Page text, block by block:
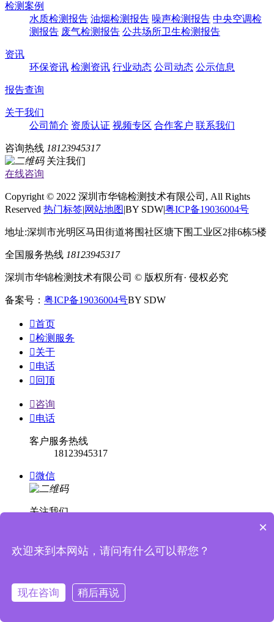
检测案例
水质检测报告 油烟检测报告 噪声检测报告 中央空调检
测报告 废气检测报告 公共场所卫生检测报告
资讯
环保资讯 检测资讯 行业动态 公司动态 公示信息
报告查询
关于我们
公司简介 资质认证 视频专区 合作客户 联系我们
咨询热线 18123945317
关注我们
在线咨询
Copyright © 2022 深圳市华锦检测技术有限公司, All Rights
Reserved 热门标签|网站地图|BY SDW|粤ICP备19036004号
地址:深圳市光明区马田街道将围社区塘下围工业区2排6栋5楼
全国服务热线 18123945317
深圳市华锦检测技术有限公司 © 版权所有· 侵权必究
备案号： 粤ICP备19036004号BY SDW
首页
检测服务
关于
电话
 回顶
咨询
电话
客户服务热线
18123945317
微信
关注我们

消息提示
×
欢迎来到本网站，请问有什么可以帮您？
现在咨询 稍后再说